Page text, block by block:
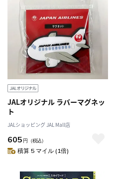
JALオリジナル ラバーマグネッ
ト
JALショッピング JAL Mall店
605 円 （税込）
積算 5 マイル (1倍)